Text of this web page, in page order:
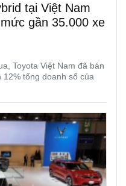
tại Việt Nam
gần 35.000 xe
Toyota Việt Nam đã bán
tổng doanh số của